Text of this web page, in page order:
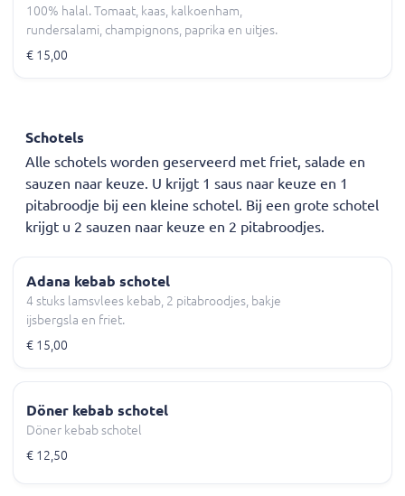
100% halal. Tomaat, kaas, kalkoenham,
rundersalami, champignons, paprika en uitjes.
€ 15,00
Schotels
Alle schotels worden geserveerd met friet, salade en
sauzen naar keuze. U krijgt 1 saus naar keuze en 1
pitabroodje bij een kleine schotel. Bij een grote schotel
krijgt u 2 sauzen naar keuze en 2 pitabroodjes.
Adana kebab schotel
4 stuks lamsvlees kebab, 2 pitabroodjes, bakje
ijsbergsla en friet.
€ 15,00
Döner kebab schotel
Döner kebab schotel
€ 12,50